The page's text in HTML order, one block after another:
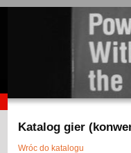
Katalog gier
Wróc do katalogu